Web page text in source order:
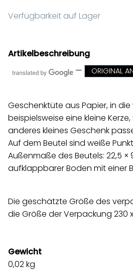
Verfügbarkeit auf Lager
Artikelbeschreibung
—
ORIGINAL
Geschenktüte aus Papier, in
beispielsweise eine kleine
anderes kleines Geschenk
Auf dem Beutel sind weiße
Außenmaße des Beutels: 22,5 ×
aufklappbarer Boden mit einer
Die geschätzte Größe des
die Größe der Verpackung 230 x
Gewicht
0,02kg